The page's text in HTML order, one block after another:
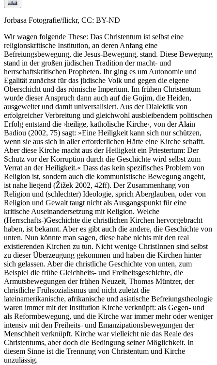
Jorbasa Fotografie/flickr, CC: BY-ND
Wir wagen folgende These: Das Christentum ist selbst eine
religionskritische Institution, an deren Anfang eine
Befreiungsbewegung, die Jesus-Bewegung, stand. Diese Bewegung
stand in der großen jüdischen Tradition der macht- und
herrschaftskritischen Propheten. Ihr ging es um Autonomie und
Egalität zunächst für das jüdische Volk und gegen die eigene
Oberschicht und das römische Imperium. Im frühen Christentum
wurde dieser Anspruch dann auch auf die Gojim, die Heiden,
ausgeweitet und damit universalisiert. Aus der Dialektik von
erfolgreicher Verbreitung und gleichwohl ausbleibendem politischen
Erfolg entstand die ›heilige, katholische Kirche‹, von der Alain
Badiou (2002, 75) sagt: »Eine Heiligkeit kann sich nur schützen,
wenn sie aus sich in aller erforderlichen Härte eine Kirche schafft.
Aber diese Kirche macht aus der Heiligkeit ein Priestertum: Der
Schutz vor der Korruption durch die Geschichte wird selbst zum
Verrat an der Heiligkeit.« Dass das kein spezifisches Problem von
Religion ist, sondern auch die kommunistische Bewegung angeht,
ist nahe liegend (Žižek 2002, 42ff). Der Zusammenhang von
Religion und (schlechter) Ideologie, sprich Aberglauben, oder von
Religion und Gewalt taugt nicht als Ausgangspunkt für eine
kritische Auseinandersetzung mit Religion. Welche
(Herrschafts-)Geschichte die christlichen Kirchen hervorgebracht
haben, ist bekannt. Aber es gibt auch die andere, die Geschichte von
unten. Nun könnte man sagen, diese habe nichts mit den real
existierenden Kirchen zu tun. Nicht wenige ChristInnen sind selbst
zu dieser Überzeugung gekommen und haben die Kirchen hinter
sich gelassen. Aber die christliche Geschichte von unten, zum
Beispiel die frühe Gleichheits- und Freiheitsgeschichte, die
Armutsbewegungen der frühen Neuzeit, Thomas Müntzer, der
christliche Frühsozialismus und nicht zuletzt die
lateinamerikanische, afrikanische und asiatische Befreiungstheologie
waren immer mit der Institution Kirche verknüpft: als Gegen- und
als Reformbewegung, und die Kirche war immer mehr oder weniger
intensiv mit den Freiheits- und Emanzipationsbewegungen der
Menschheit verknüpft. Kirche war vielleicht nie das Reale des
Christentums, aber doch die Bedingung seiner Möglichkeit. In
diesem Sinne ist die Trennung von Christentum und Kirche
unzulässig.